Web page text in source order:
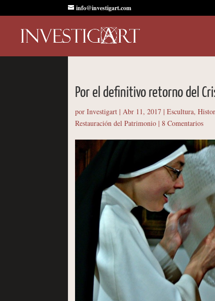
info@investigart.com
Por el definitivo retorno del
porInvestigart |Abr 11, 2017 |Escultura,
Restauración del Patrimonio |8 Comentarios